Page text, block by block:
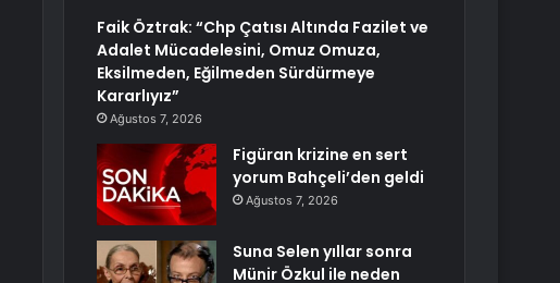
Faik Öztrak: “Chp Çatısı Altında Fazilet ve
Adalet Mücadelesini, Omuz Omuza,
Eksilmeden, Eğilmeden Sürdürmeye
Kararlıyız”
Ağustos 7, 2026
Figüran krizine en sert
yorum Bahçeli’den geldi
Ağustos 7, 2026
Suna Selen yıllar sonra
Münir Özkul ile neden